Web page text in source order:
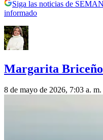
Siga las noticias de
informado
Margarita
8 de mayo de 2026, 7:03 a. m.